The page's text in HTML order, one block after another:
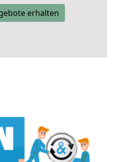
erhalten